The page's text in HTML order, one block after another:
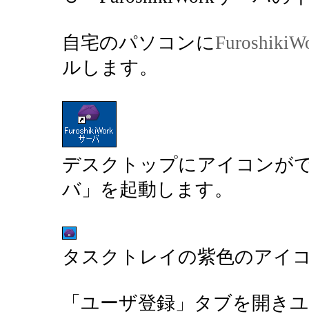
自宅のパソコンに
ルします。
デスクトップにアイコンが
バ」を起動します。
タスクトレイの紫色のアイ
「ユーザ登録」タブを開き